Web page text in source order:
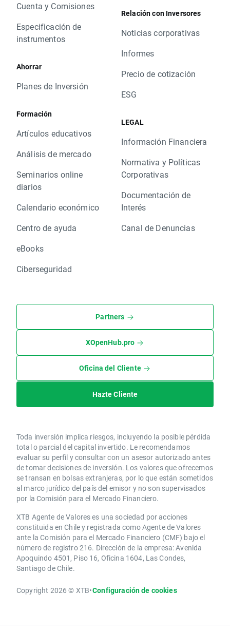
Cuenta y Comisiones
Especificación de
instrumentos
Ahorrar
Planes de Inversión
Formación
Artículos educativos
Análisis de mercado
Seminarios online
diarios
Calendario económico
Centro de ayuda
eBooks
Ciberseguridad
Relación con Inversores
Noticias corporativas
Informes
Precio de cotización
ESG
LEGAL
Información Financiera
Normativa y Políticas
Corporativas
Documentación de
Interés
Canal de Denuncias
Partners
XOpenHub.pro
Oficina del Cliente
Hazte Cliente
Toda inversión implica riesgos, incluyendo la posible pérdida
total o parcial del capital invertido. Le recomendamos
evaluar su perfil y consultar con un asesor autorizado antes
de tomar decisiones de inversión. Los valores que ofrecemos
se transan en bolsas extranjeras, por lo que están sometidos
al marco jurídico del país del emisor y no son supervisados
por la Comisión para el Mercado Financiero.
XTB Agente de Valores es una sociedad por acciones
constituida en Chile y registrada como Agente de Valores
ante la Comisión para el Mercado Financiero (CMF) bajo el
número de registro 216. Dirección de la empresa: Avenida
Apoquindo 4501, Piso 16, Oficina 1604, Las Condes,
Santiago de Chile.
Copyright 2026 © XTB•Configuración de cookies